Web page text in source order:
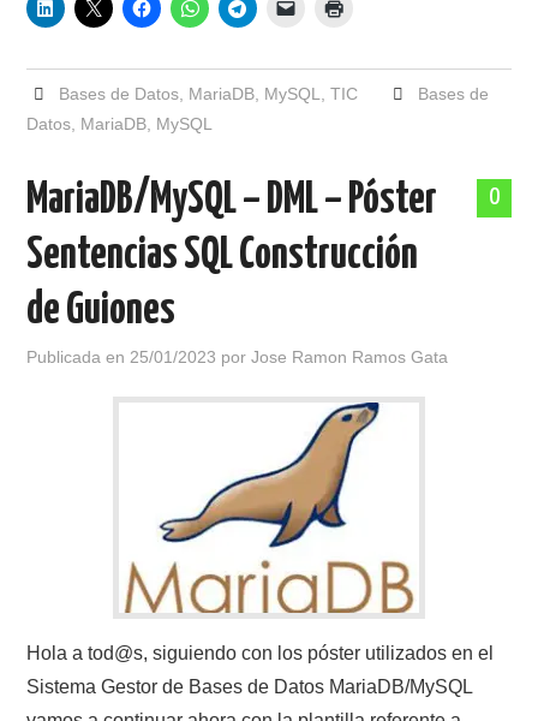
Bases de Datos, MariaDB, MySQL TIC
Bases de
Datos MariaDB MySQL
0
MariaDB/MySQL – DML – Póster
Sentencias SQL Construcción
de Guiones
Publicada en 25/01/2023 porJose Ramon Ramos Gata
Hola a tod@s, siguiendo con los póster utilizados en el
Sistema Gestor de Bases de Datos MariaDB/MySQL